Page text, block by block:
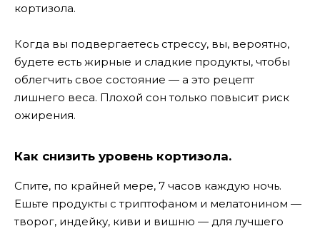
кортизола.
Когда вы подвергаетесь стрессу, вы, вероятно,
будете есть жирные и сладкие продукты, чтобы
облегчить свое состояние — а это рецепт
лишнего веса. Плохой сон только повысит риск
ожирения.
Как снизить уровень кортизола.
Спите, по крайней мере, 7 часов каждую ночь.
Ешьте продукты с триптофаном и мелатонином —
творог, индейку, киви и вишню — для лучшего